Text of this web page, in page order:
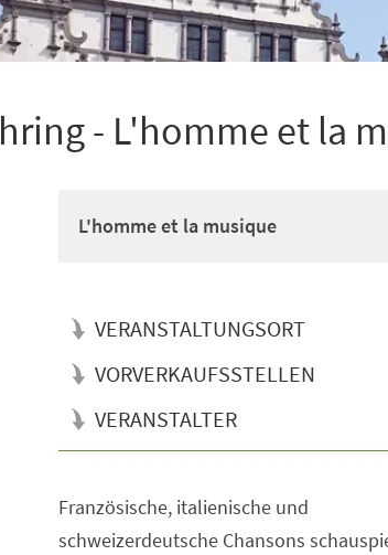
- L'homme et la
L'homme et la musique
VERANSTALTUNGSORT
VORVERKAUFSSTELLEN
VERANSTALTER
Französische, italienische und
schweizerdeutsche Chansons